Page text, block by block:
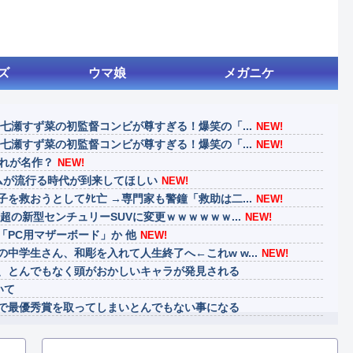
ウマ娘 メガニケ
瀬すず菜の初監督コンビが尊すぎる！爆笑の「... NEW!
瀬すず菜の初監督コンビが尊すぎる！爆笑の「... NEW!
が名作？ NEW!
流行る時代が到来してほしい NEW!
を救おうとしてﾀﾋ亡 →専門家も警鐘「救助は二... NEW!
の新型センチュリーSUVに変更ｗｗｗｗｗｗ... NEW!
PC用マザーボード」か 他 NEW!
中学生さん、和彫を入れて人生終了へ←これw w... NEW!
とんでもなく頭がおかしいキャラが発見される
て
最優秀賞を取ってしまいとんでもない事になる
スクブラッドは爆死しそうだよね笑